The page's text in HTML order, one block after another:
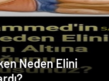
Neden Elini